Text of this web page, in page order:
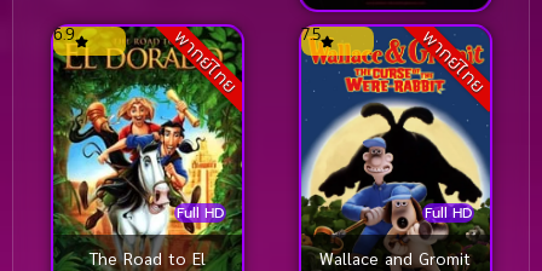
คเค่นเดอะมูฟวี่
พากย์ไทย
Full HD
6.9
The Road to El
พากย์ไทย
Full HD
7.5
Wallace and Gromit